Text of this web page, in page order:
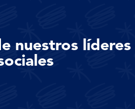
nuestros líderes